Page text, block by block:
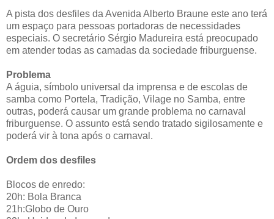
A pista dos desfiles da Avenida Alberto Braune este ano terá
um espaço para pessoas portadoras de necessidades
especiais. O secretário Sérgio Madureira está preocupado
em atender todas as camadas da sociedade friburguense.
Problema
A águia, símbolo universal da imprensa e de escolas de
samba como Portela, Tradição, Vilage no Samba, entre
outras, poderá causar um grande problema no carnaval
friburguense. O assunto está sendo tratado sigilosamente e
poderá vir à tona após o carnaval.
Ordem dos desfiles
Blocos de enredo:
20h: Bola Branca
21h:Globo de Ouro